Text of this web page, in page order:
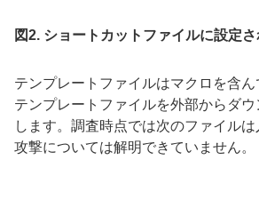
図2. ショートカットファイルに設定
テンプレートファイルはマクロを含
テンプレートファイルを外部からダ
します。調査時点では次のファイル
攻撃については解明できていません。